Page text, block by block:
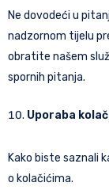
Ne dovodeći u
nadzornom tijelu
obratite našem
spornih pitanja.
Uporaba
Kako biste saznali
o kolačićima.